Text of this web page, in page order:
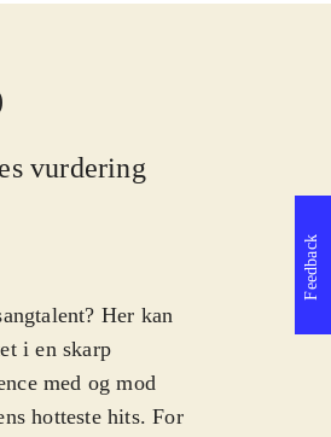
vurdering
Her kan
i en skarp
med og mod
hotteste hits. For
Feedback